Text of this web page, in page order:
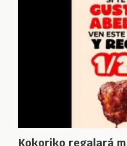
Kokoriko regalará